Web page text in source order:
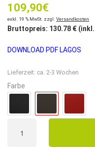
Preis
war:
169,90€
109,90€
Aktueller
Preis
109,90€.
exkl. 19 % MwSt. zzgl. Versandkosten
Bruttopreis: 130.78 € (inkl.
DOWNLOAD PDF LAGOS
Lieferzeit: ca. 2-3 Wochen
Farbe
Barstuhl